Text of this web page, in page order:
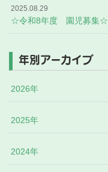
2025.08.29
☆令和8年度 園児募集☆
年別アーカイブ
2026年
2025年
2024年